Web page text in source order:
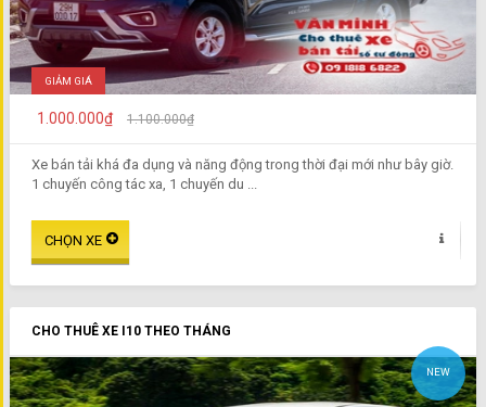
GIẢM GIÁ
1.000.000₫ 1.100.000₫
Xe bán tải khá đa dụng và năng động trong thời đại mới như bây giờ.
1 chuyến công tác xa, 1 chuyến du ...
CHO THUÊ XE I10 THEO THÁNG
NEW